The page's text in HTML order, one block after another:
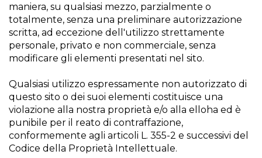
maniera, su qualsiasi mezzo, parzialmente o
totalmente, senza una preliminare autorizzazione
scritta, ad eccezione dell'utilizzo strettamente
personale, privato e non commerciale, senza
modificare gli elementi presentati nel sito.
Qualsiasi utilizzo espressamente non autorizzato di
questo sito o dei suoi elementi costituisce una
violazione alla nostra proprietà e/o alla elloha ed è
punibile per il reato di contraffazione,
conformemente agli articoli L. 355-2 e successivi del
Codice della Proprietà Intellettuale.